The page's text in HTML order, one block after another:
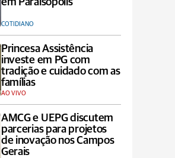
COTIDIANO
Princesa Assistência
investe em PG com
tradição e cuidado com as
famílias
AO VIVO
AMCG e UEPG discutem
parcerias para projetos
de inovação nos Campos
Gerais